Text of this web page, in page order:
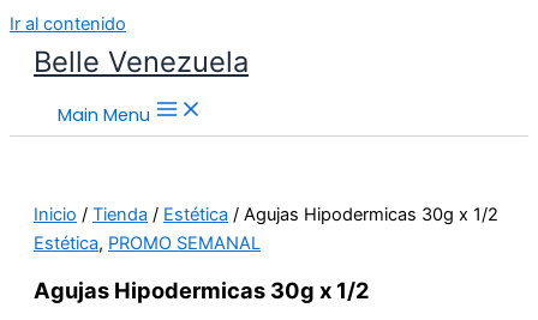
Ir al contenido
Belle Venezuela
Main Menu
Inicio / Tienda / Estética / Agujas Hipodermicas 30g x 1/2
Estética, PROMO SEMANAL
Agujas Hipodermicas 30g x 1/2